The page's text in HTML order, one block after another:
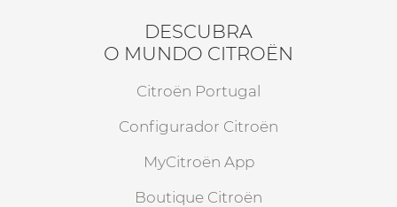
DESCUBRA
O MUNDO CITROËN
Citroën Portugal
Configurador Citroën
MyCitroën App
Boutique Citroën